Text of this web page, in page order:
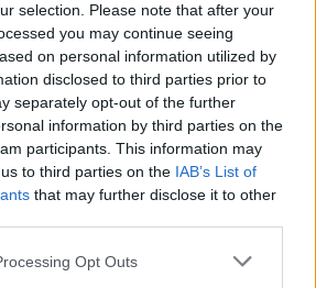
selection. Please note that after your
you may continue seeing
on personal information utilized by
disclosed to third parties prior to
separately opt-out of the further
information by third parties on the
participants. This information may
to third parties on the IAB’s List of
that may further disclose it to other
Opt Outs
την εβδομάδα